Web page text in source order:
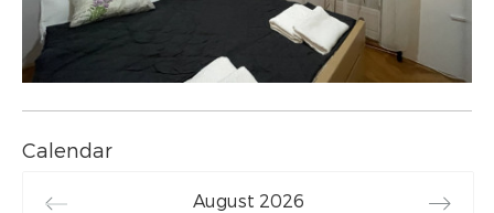
Calendar
August 2026